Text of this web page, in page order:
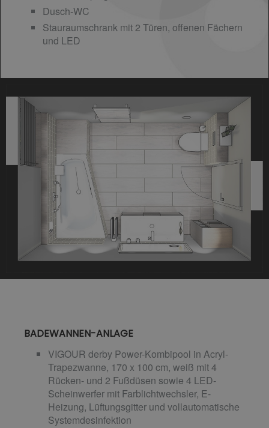
Dusch-WC
Stauraumschrank mit 2 Türen, offenen Fächern
und LED
BADEWANNEN-ANLAGE
VIGOUR derby Power-Kombipool in Acryl-
Trapezwanne, 170 x 100 cm, weiß mit 4
Rücken- und 2 Fußdüsen sowie 4 LED-
Scheinwerfer mit Farblichtwechsler, E-
Heizung, Lüftungsgitter und vollautomatische
Systemdesinfektion